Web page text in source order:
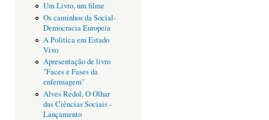
Um Livro, um filme
Os caminhos da Social-
Democracia Europeia
A Politica em Estado
Vivo
Apresentação de livro
"Faces e Fases da
enfermagem"
Alves Redol, O Olhar
das Ciências Sociais -
Lançamento